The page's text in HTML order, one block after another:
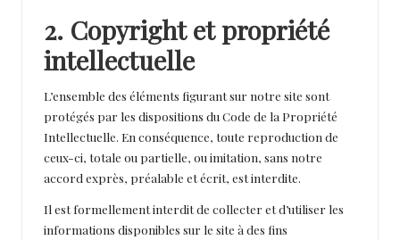
2. Copyright et propriété
intellectuelle
L’ensemble des éléments figurant sur notre site sont
protégés par les dispositions du Code de la Propriété
Intellectuelle. En conséquence, toute reproduction de
ceux-ci, totale ou partielle, ou imitation, sans notre
accord exprès, préalable et écrit, est interdite.
Il est formellement interdit de collecter et d’utiliser les
informations disponibles sur le site à des fins